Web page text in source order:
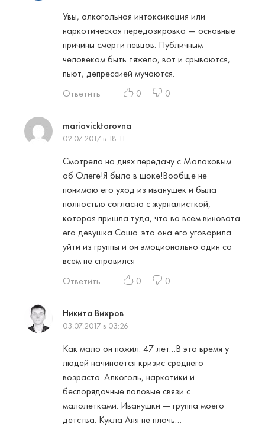
Увы, алкогольная интоксикация или
наркотическая передозировка — основные
причины смерти певцов. Публичным
человеком быть тяжело, вот и срываются,
пьют, депрессией мучаются.
Ответить
0 0
mariavicktorovna
02.07.2017 в 18:11
Смотрела на днях передачу с Малаховым
об Олеге!Я была в шоке!Вообще не
понимаю его уход из иванушек и была
полностью согласна с журналисткой,
которая пришла туда, что во всем виновата
его девушка Саша..это она его уговорила
уйти из группы и он эмоционально один со
всем не справился
Ответить
0 0
Никита Вихров
03.07.2017 в 03:26
Как мало он пожил. 47 лет…В это время у
людей начинается кризис среднего
возраста. Алкоголь, наркотики и
беспорядочные половые связи с
малолетками. Иванушки — группа моего
детства. Кукла Аня не плачь…